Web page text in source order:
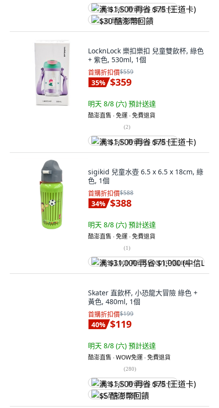
满 $1,500 再省 $75 (王道卡)
$30 酷澎幣回饋
LocknLock 樂扣樂扣 兒童雙飲杯, 綠色
+ 紫色, 530ml, 1個
首購折扣價$559
35% $359
明天 8/8 (六) 預計送達
酷澎直售 ∙ 免運 ∙ 免費退貨
(2)
满 $1,500 再省 $75 (王道卡)
sigikid 兒童水壺 6.5 x 6.5 x 18cm, 綠
色, 1個
首購折扣價$588
34% $388
明天 8/8 (六) 預計送達
酷澎直售 ∙ 免運 ∙ 免費退貨
(1)
满 $31,000 再省 $1,000 (中信LINE Pay Visa卡)
Skater 直飲杯, 小恐龍大冒險 綠色 +
黃色, 480ml, 1個
首購折扣價$199
40% $119
明天 8/8 (六) 預計送達
酷澎直售 ∙ WOW免運 ∙ 免費退貨
(280)
满 $1,500 再省 $75 (王道卡)
$5 酷澎幣回饋